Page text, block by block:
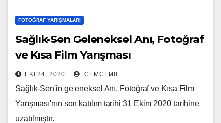
FOTOĞRAF YARIŞMALARI
Sağlık-Sen Geleneksel Anı, Fotoğraf
ve Kısa Film Yarışması
EKI 24, 2020 CEMCEMII
Sağlık-Sen'in geleneksel Anı, Fotoğraf ve Kısa Film
Yarışması'nın son katılım tarihi 31 Ekim 2020 tarihine
uzatılmıştır.